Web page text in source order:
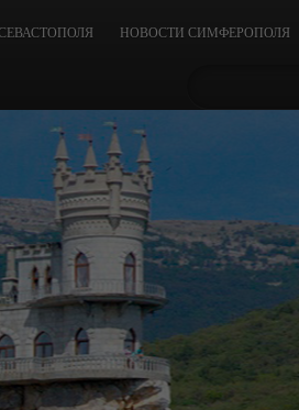
НОВОСТИ СИМФЕРОПОЛЯ